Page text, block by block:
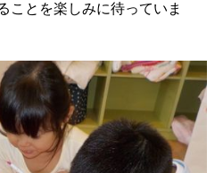
ことを楽しみに待っていま